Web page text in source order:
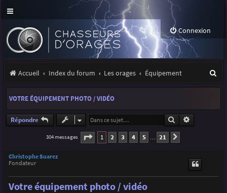
Connexion
Accueil Index du forum Les orages Équipement
e
h
VOTRE ÉQUIPEMENT PHOTO / VIDÉO
Répondre Rechercher
304 messages Page 1sur 21
1 2 3 4 5 … 21
Christophe Suarez
Fondateur
Votre équipement photo / vidéo